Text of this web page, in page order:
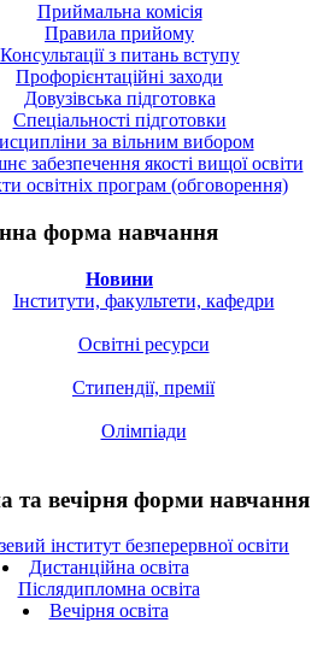
Приймальна комісія
Правила прийому
Консультації з питань вступу
Профорієнтаційні заходи
Довузівська підготовка
Спецiальностi підготовки
за вільним вибором
забезпечення якості вищої освіти
освітніх програм (обговорення)
форма навчання
Новини
Інститути, факультети, кафедри
Освітні ресурси
Стипендії, премії
Олімпіади
та вечірня форми навчання
інститут безперервної освіти
Дистанційна освіта
Післядипломна освіта
Вечірня освіта